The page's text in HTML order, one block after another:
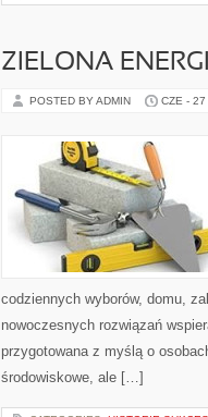
ZIELONA
POSTED BY ADMIN CZE -
codziennych wyborów, domu,
nowoczesnych rozwiązań
przygotowana z myślą o
środowiskowe, ale […]